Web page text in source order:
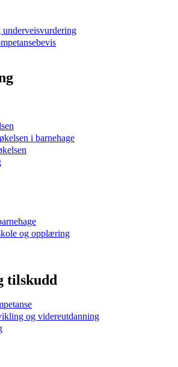
underveisvurdering
i barnehage
og opplæring
tilskudd
og videreutdanning